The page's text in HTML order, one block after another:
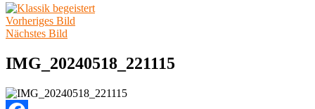
Vorheriges Bild
Nächstes Bild
IMG_20240518_221115